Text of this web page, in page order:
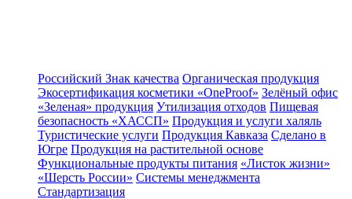
Российский Знак качества Органическая продукция
Экосертификация косметики «OneProof» Зелёный офис
«Зеленая» продукция Утилизация отходов Пищевая
безопасность «ХАССП» Продукция и услуги халяль
Туристические услуги Продукция Кавказа Сделано в
Югре Продукция на растительной основе
Функциональные продукты питания «Листок жизни»
«Шерсть России» Системы менеджмента
Стандартизация